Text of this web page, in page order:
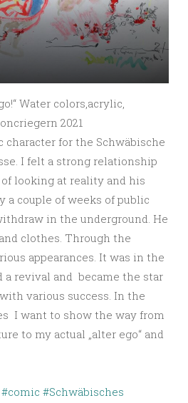
Water colors,acrylic,
2021
character for the Schwäbische
I felt a strong relationship
looking at reality and his
a couple of weeks of public
in the underground. He
clothes. Through the
appearances. It was in the
a revival and became the star
various success. In the
I want to show the way from
to my actual „alter ego“ and
#comic #Schwäbisches